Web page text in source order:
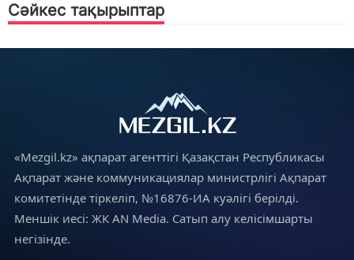
Сәйкес тақырыптар
«Mezgil.kz» ақпарат агенттігі Қазақстан Республикасы
Ақпарат және коммуникациялар министрлігі Ақпарат
комитетінде тіркеліп, №16876-ИА куәлігі берілді.
Меншік иесі: ЖК AN Media. Сатып алу келісімшарты
негізінде.